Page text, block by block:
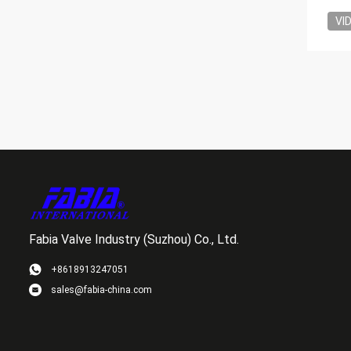
Fabia Valve Industry (Suzhou) Co., Ltd.
+8618913247051
sales@fabia-china.com